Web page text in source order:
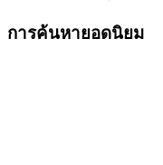
การค้นหายอดนิยม